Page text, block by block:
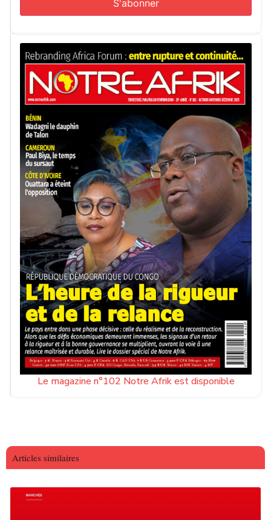
Le magazine n°102 Notre Afrik est disponible
Articles similaires